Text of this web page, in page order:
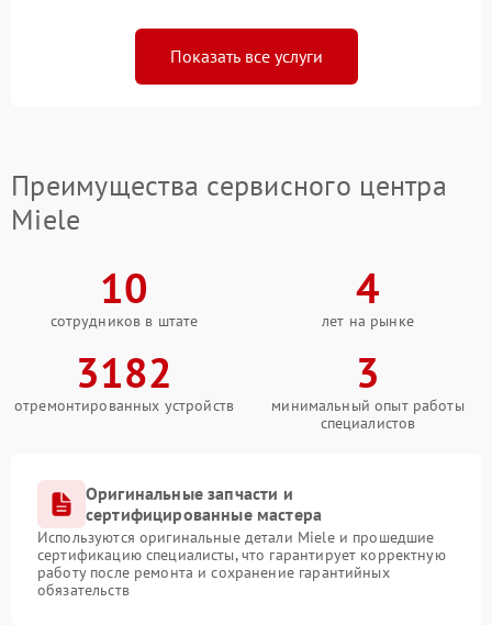
Показать все услуги
Преимущества сервисного центра
Miele
10
сотрудников в штате
4
лет на рынке
3182
отремонтированных устройств
3
минимальный опыт работы
специалистов
Оригинальные запчасти и
сертифицированные мастера
Используются оригинальные детали Miele и прошедшие
сертификацию специалисты, что гарантирует корректную
работу после ремонта и сохранение гарантийных
обязательств